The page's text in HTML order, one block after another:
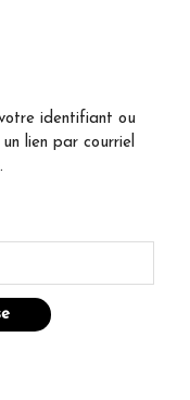
identifiant ou
lien par courriel